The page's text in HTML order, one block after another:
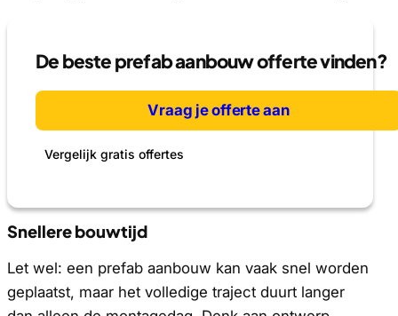
De beste prefab aanbouw offerte vinden?
Vraag je offerte aan
Vergelijk gratis offertes
Snellere bouwtijd
Let wel: een prefab aanbouw kan vaak snel worden
geplaatst, maar het volledige traject duurt langer